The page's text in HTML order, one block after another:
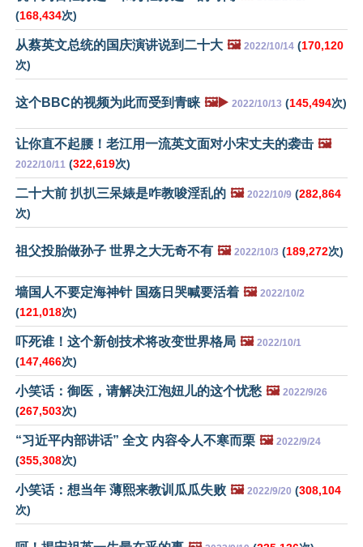
(168,434次)
从蔡英文总统的国庆演讲说到二十大 🖼️ 2022/10/14 (170,120
次)
这个BBC的视频为此而受到青睐 🖼️▶️ 2022/10/13 (145,494次)
让你直不起腰！老江用一流英文面对小宋丈夫的袭击 🖼️
2022/10/11 (322,619次)
二十大前 扒扒三呆婊是咋教唆淫乱的 🖼️ 2022/10/9 (282,864
次)
祖父投胎做孙子 世界之大无奇不有 🖼️ 2022/10/3 (189,272次)
墙国人不要定海神针 国殇日哭喊要活着 🖼️ 2022/10/2
(121,018次)
吓死谁！这个新创技术将改变世界格局 🖼️ 2022/10/1
(147,466次)
小笑话：御医，请解决江泡妞儿的这个忧愁 🖼️ 2022/9/26
(267,503次)
“习近平内部讲话” 全文 内容令人不寒而栗 🖼️ 2022/9/24
(355,308次)
小笑话：想当年 薄熙来教训瓜瓜失败 🖼️ 2022/9/20 (308,104
次)